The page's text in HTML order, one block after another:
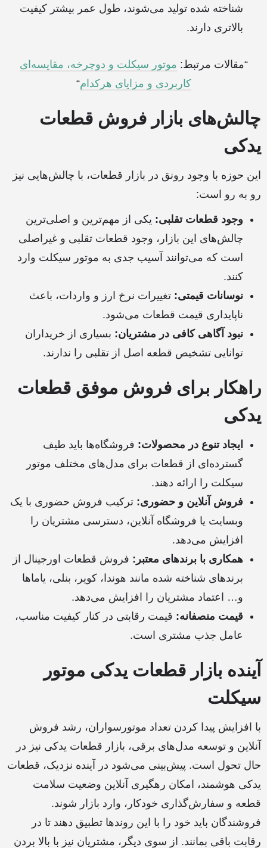
شناخته شده تولید می‌شوند، طول عمر بیشتر کیفیت
بالاتری دارند.
“مقالات مرتبط: موتور سیکلت و دوچرخه، مقایسه‌ای
کاربردی و مزایای هرکدام“
چالش‌های بازار فروش قطعات
یدکی
این حوزه با وجود رونق در بازار قطعات، با چالش‌هایی نیز
رو به رو است:
وجود قطعات تقلبی: یکی از مهم‌ترین و اصلی‌ترین
چالش‌های این بازار، وجود قطعات تقلبی و غیراصلی
است که می‌‌توانند آسیب جدی به موتور سیکلت وارد
کنند.
نوسانات قیمتی: تغییرات نرخ ارز و واردات، باعث
ناپایداری قیمت قطعات می‌شود.
نبود آگاهی کافی در مشتریان: بسیاری از خریداران
توانایی تشخیص قطعه اصل از تقلبی را ندارند.
راهکار برای فروش موفق قطعات
یدکی
ایجاد تنوع در محصولات: فروشگاه‌ها باید طیف
گسترده‌ای از قطعات برای مدل‌های مختلف موتور
سیکلت را ارائه دهند.
فروش آنلاین و حضوری: ترکیب فروش حضوری با یک
وبسایت یا فروشگاه آنلاین، دسترسی مشتریان را
افزایش می‌دهد.
همکاری با برندهای معتبر: فروش قطعات اورجینال از
برندهای شناخته شده مانند هوندا، کویر، بنلی، یاماها
و… اعتماد مشتریان را افزایش می‌دهد.
قیمت منصفانه: قیمت رقابتی در کنار کیفیت مناسب،
عامل جذب مشتری است.
آینده بازار قطعات یدکی موتور
سیکلت
با افزایش پیدا کردن تعداد موتورسواران، رشد فروش
آنلاین و توسعه مدل‌های برقی، بازار قطعات یدکی نیز در
حال تحول است. پیش‌بینی می‌شود در آینده نزدیک، قطعات
یدکی هوشمند، امکان رهگیری آنلاین وضعیت سلامت
قطعه و سفارش‌گذاری خودکار، وارد بازار شوند.
فروشندگان باید خود را با این روندها تطبیق دهند تا در
رقابت باقی بمانند. از سوی دیگر، مشتریان نیز با بالا بردن